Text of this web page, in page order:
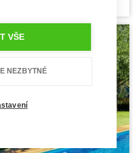
3+1
70,5 m²
VŠE
NEZBYTNÉ